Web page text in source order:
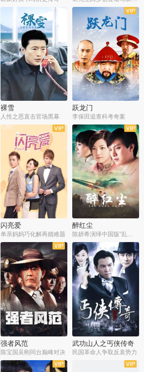
全21集
裸雪
人性之恶直击官场黑幕
全30集
跃龙门
李保田追查科考奇案
全37集
闪亮爱
单亲妈妈巧化解再婚难题
全30集
醉红尘
陈妍希演绎中国版“乱世佳人”
全30集
强者风范
陈宝国吴刚同台巅峰对决
全30集
武功山人之丐侠传奇
民国革命人争取反袁势力
全9集